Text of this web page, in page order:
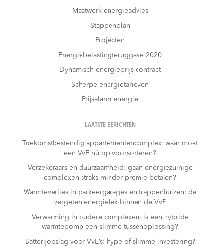
Maatwerk energieadvies
Stappenplan
Projecten
Energiebelastingteruggave 2020
Dynamisch energieprijs contract
Scherpe energietarieven
Prijsalarm energie
LAATSTE BERICHTEN
Toekomstbestendig appartementencomplex: waar moet
een VvE nú op voorsorteren?
Verzekeraars en duurzaamheid: gaan energiezuinige
complexen straks minder premie betalen?
Warmteverlies in parkeergarages en trappenhuizen: de
vergeten energielek binnen de VvE
Verwarming in oudere complexen: is een hybride
warmtepomp een slimme tussenoplossing?
Batterijopslag voor VvE’s: hype of slimme investering?